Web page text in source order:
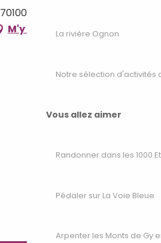
La rivière Ognon
Notre sélection d'activités
Vous allez aimer
Randonner dans les 1000
Pédaler sur La Voie Bleue
Arpenter les Monts de Gy
70100 Rigny
M'y rendre